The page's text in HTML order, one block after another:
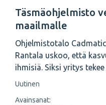
Täsmäohjelmisto
maailmalle
Ohjelmistotalo
Rantala uskoo, että
ihmisiä. Siksi yritys
Uutinen
Avainsanat: